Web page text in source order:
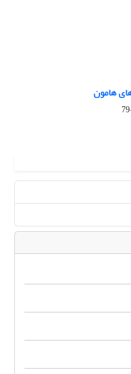
هامون